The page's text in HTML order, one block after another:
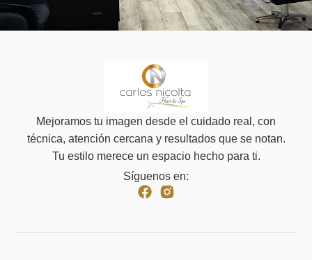
Mejoramos tu imagen desde el cuidado real, con
técnica, atención cercana y resultados que se notan.
Tu estilo merece un espacio hecho para ti.
Síguenos en: